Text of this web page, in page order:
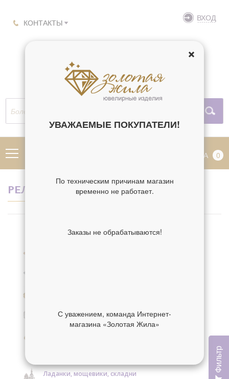
КОНТАКТЫ ВХОД
КОРЗИНА 0
Фильтр
РЕЛИГИЯ МАТВЕЙ
Образки и нательные иконы серебряные
Ладанки, мощевики, складни
УВАЖАЕМЫЕ ПОКУПАТЕЛИ!
По техническим причинам магазин
временно не работает.
Заказы не обрабатываются!
С уважением, команда Интернет-
магазина «Золотая Жила»